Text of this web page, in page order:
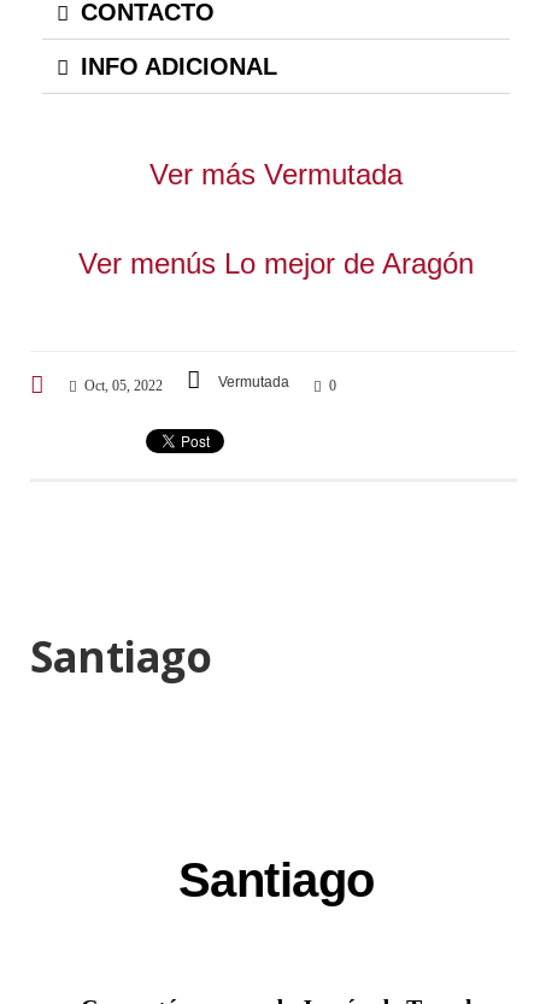
CONTACTO
INFO ADICIONAL
Ver más Vermutada
Ver menús Lo mejor de Aragón
Oct, 05, 2022 Vermutada 0
Santiago
Santiago